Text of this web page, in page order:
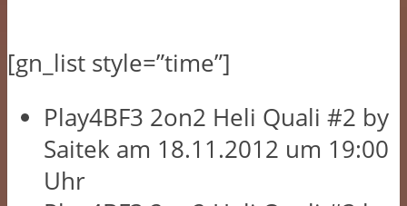
[gn_list style=”time”]
Play4BF3 2on2 Heli Quali #2 by
Saitek am 18.11.2012 um 19:00
Uhr